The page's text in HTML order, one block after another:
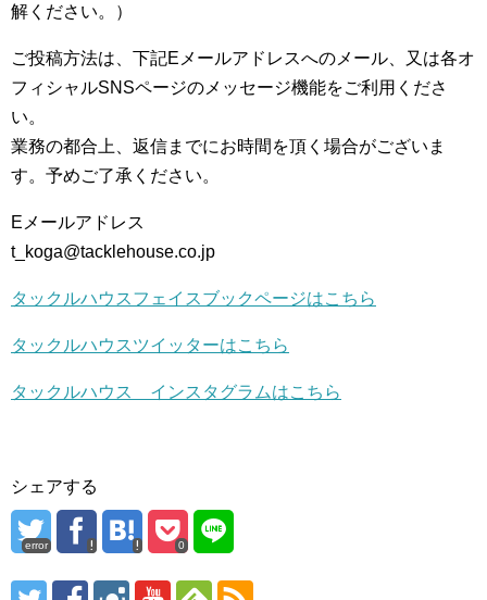
解ください。）
ご投稿方法は、下記Eメールアドレスへのメール、又は各オ
フィシャルSNSページのメッセージ機能をご利用くださ
い。
業務の都合上、返信までにお時間を頂く場合がございま
す。予めご了承ください。
Eメールアドレス
t_koga@tacklehouse.co.jp
タックルハウスフェイスブックページはこちら
タックルハウスツイッターはこちら
タックルハウス インスタグラムはこちら
シェアする
error 0